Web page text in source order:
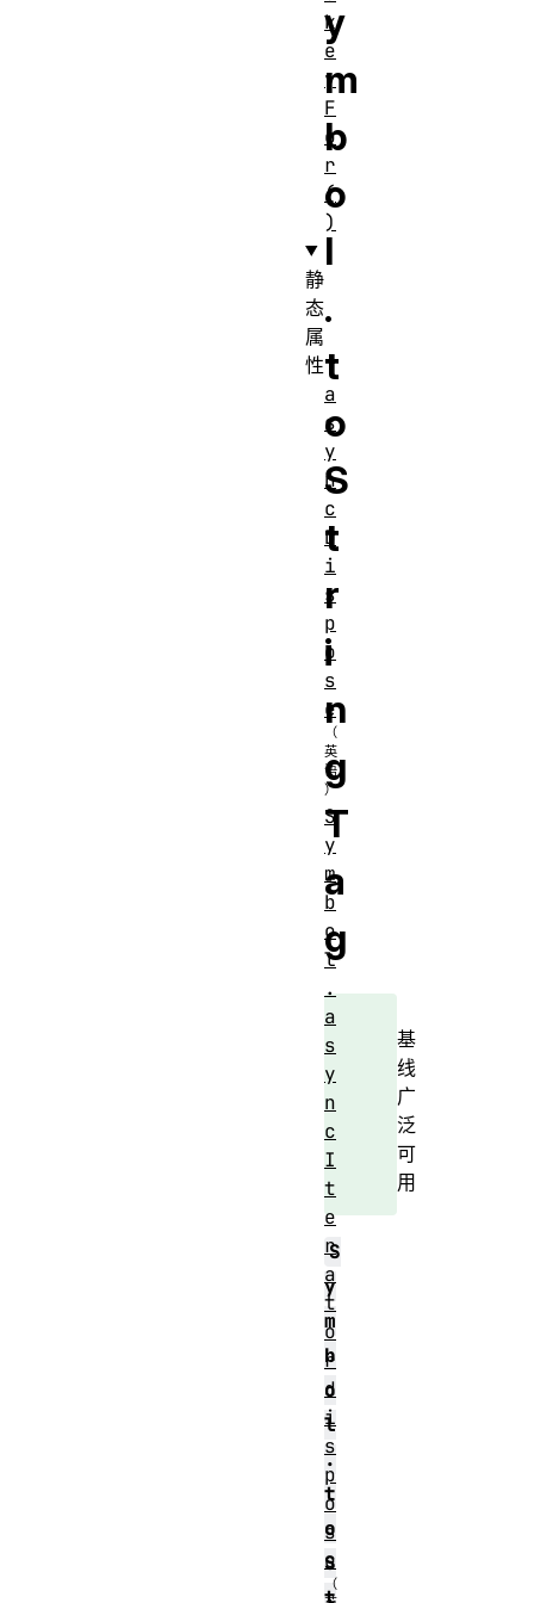
y
m
b
o
l
.
t
o
S
t
r
i
n
g
T
a
g
基
线
广
泛
可
用
S
y
m
b
o
l
.
t
o
S
t
k
e
y
F
o
r
(
)
静
态
属
性
a
s
y
n
c
D
i
s
p
o
s
e
S
y
m
b
o
l
.
a
s
y
n
c
I
t
e
r
a
t
o
r
d
i
s
p
o
s
e